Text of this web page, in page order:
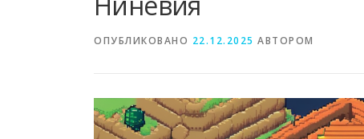
ОПУБЛИКОВАНО 22.12.2025 АВТОРОМ